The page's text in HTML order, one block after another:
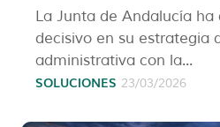
La Junta de Andalucía ha
decisivo en su estrategia
administrativa con la...
SOLUCIONES 23/03/2026